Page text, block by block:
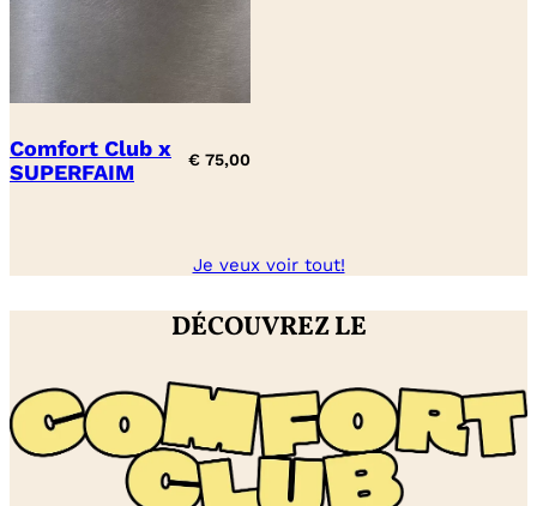
Comfort Club x
SUPERFAIM
€ 75,00
Je veux voir tout!
DÉCOUVREZ LE